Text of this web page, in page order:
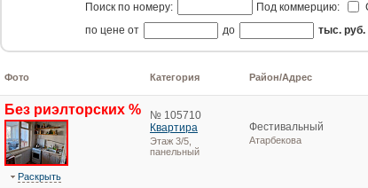
Поиск по номеру:
Под коммерцию:
по цене от
до тыс. руб.
Фото Категория Район/Адрес
Без риэлторских %
№ 105710
Квартира
Этаж 3/5,
панельный
Фестивальный
Атарбекова
Раскрыть